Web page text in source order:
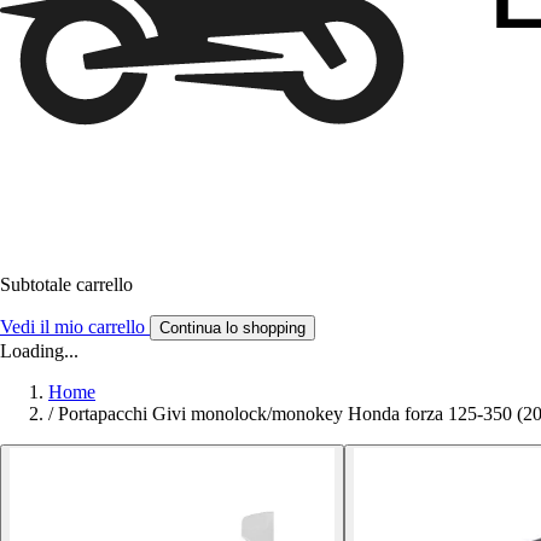
Subtotale carrello
Vedi il mio carrello Continua lo shopping
Loading...
Home
/ Portapacchi Givi monolock/monokey Honda forza 125-350